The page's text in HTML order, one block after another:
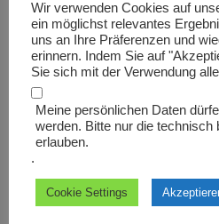
Website
Name, E-Mail-Adresse und
Wir verwenden Cookies auf
ein möglichst relevantes
uns an Ihre Präferenzen und
erinnern. Indem Sie auf
Sie sich mit der Verwendung
Meine persönlichen Daten
werden. Bitte nur die technisch
erlauben.
.
Cookie Settings